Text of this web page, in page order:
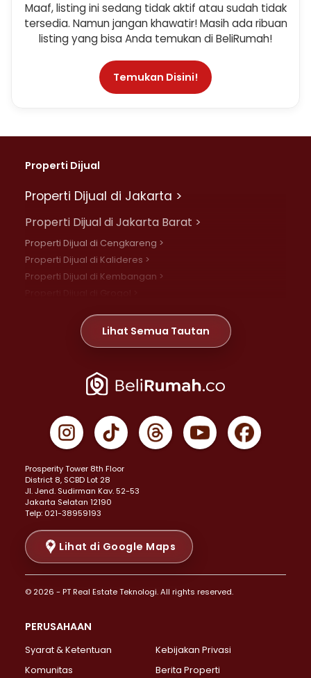
Maaf, listing ini sedang tidak aktif atau sudah tidak
tersedia. Namun jangan khawatir! Masih ada ribuan
listing yang bisa Anda temukan di BeliRumah!
Temukan Disini!
Properti Dijual
Properti Dijual di Jakarta >
Properti Dijual di Jakarta Barat >
Properti Dijual di Cengkareng >
Properti Dijual di Kalideres >
Properti Dijual di Kembangan >
Properti Dijual di Meruya >
Properti Dijual di Jelambar >
Properti Dijual di Jakarta Pusat >
Properti Dijual di Gambir >
Properti Dijual di Johar Baru >
Properti Dijual di Menteng >
Properti Dijual di Senen >
Properti Dijual di Tanah Abang >
Properti Dijual di Cikini >
Properti Dijual di Kramat >
Properti Dijual di Pasar Baru >
Properti Dijual di Bendungan Hilir >
Properti Dijual di Jakarta Selatan >
Properti Dijual di Lebak Bulus >
Properti Dijual di Gandaria Selatan >
Properti Dijual di Pondok Labu >
Lihat Semua Tautan
Prosperity Tower 8th Floor
District 8, SCBD Lot 28
JI. Jend. Sudirman Kav. 52-53
Jakarta Selatan 12190
Telp: 021-38959193
Lihat di Google Maps
© 2026 - PT Real Estate Teknologi. All rights reserved.
PERUSAHAAN
Syarat & Ketentuan
Kebijakan Privasi
Komunitas
Berita Properti